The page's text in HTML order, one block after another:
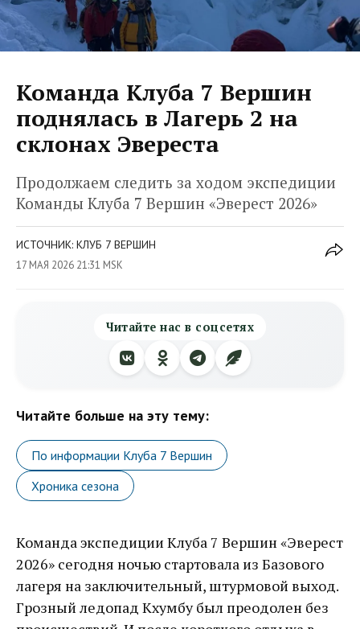
Команда Клуба 7 Вершин
поднялась в Лагерь 2 на
склонах Эвереста
Продолжаем следить за ходом экспедиции
Команды Клуба 7 Вершин «Эверест 2026»
ИСТОЧНИК: КЛУБ 7 ВЕРШИН
17 МАЯ 2026 21:31 MSK
Читайте нас в соцсетях
Читайте больше на эту тему:
По информации Клуба 7 Вершин
Хроника сезона
Команда экспедиции Клуба 7 Вершин «Эверест
2026» сегодня ночью стартовала из Базового
лагеря на заключительный, штурмовой выход.
Грозный ледопад Кхумбу был преодолен без